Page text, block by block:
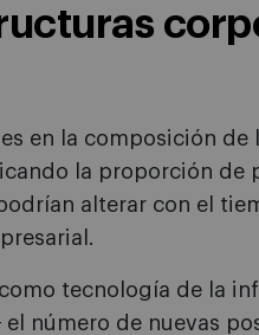
en la composición de
la proporción de
alterar con el
tecnología de la
número de nuevas